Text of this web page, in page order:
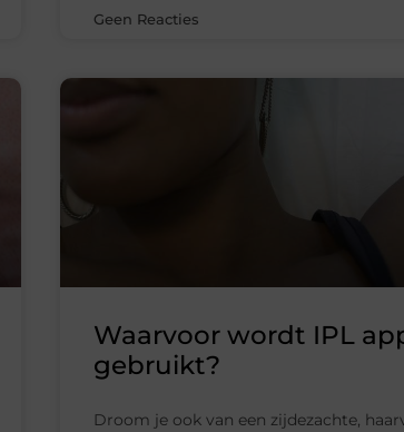
Geen Reacties
Waarvoor wordt IPL
gebruikt?
Droom je ook van een zijdezachte,